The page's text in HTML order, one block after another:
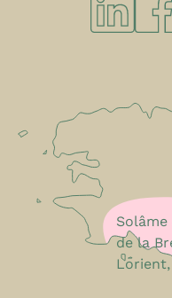
de la
Lorient,